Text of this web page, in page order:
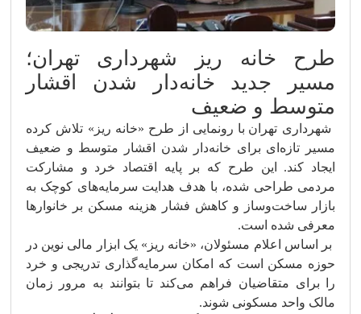
طرح خانه ریز شهرداری تهران؛
مسیر جدید خانه‌دار شدن اقشار
متوسط و ضعیف
شهرداری تهران با رونمایی از طرح «خانه ریز» تلاش کرده
مسیر تازه‌ای برای خانه‌دار شدن اقشار متوسط و ضعیف
ایجاد کند. این طرح که بر پایه اقتصاد خرد و مشارکت
مردمی طراحی شده، با هدف هدایت سرمایه‌های کوچک به
بازار ساخت‌وساز و کاهش فشار هزینه مسکن بر خانوارها
معرفی شده است.
بر اساس اعلام مسئولان، «خانه ریز» یک ابزار مالی نوین در
حوزه مسکن است که امکان سرمایه‌گذاری تدریجی و خرد
را برای متقاضیان فراهم می‌کند تا بتوانند به مرور زمان
مالک واحد مسکونی شوند.